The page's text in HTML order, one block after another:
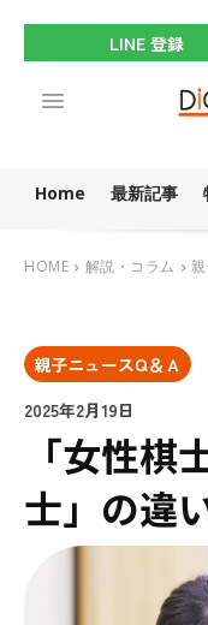
LINE 登録
Home 最新記事
HOME 解説・コラム
親子ニュースQ＆Ａ
2025年2月19日
「女性棋
士」の違